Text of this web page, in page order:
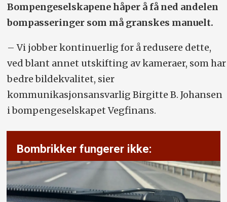
Bompengeselskapene håper å få ned andelen
bompasseringer som må granskes manuelt.
– Vi jobber kontinuerlig for å redusere dette,
ved blant annet utskifting av kameraer, som har
bedre bildekvalitet, sier
kommunikasjonsansvarlig Birgitte B. Johansen
i bompengeselskapet Vegfinans.
Bombrikker fungerer ikke: